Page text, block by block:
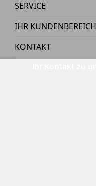
SERVICE
IHR KUNDENBEREICH
KONTAKT